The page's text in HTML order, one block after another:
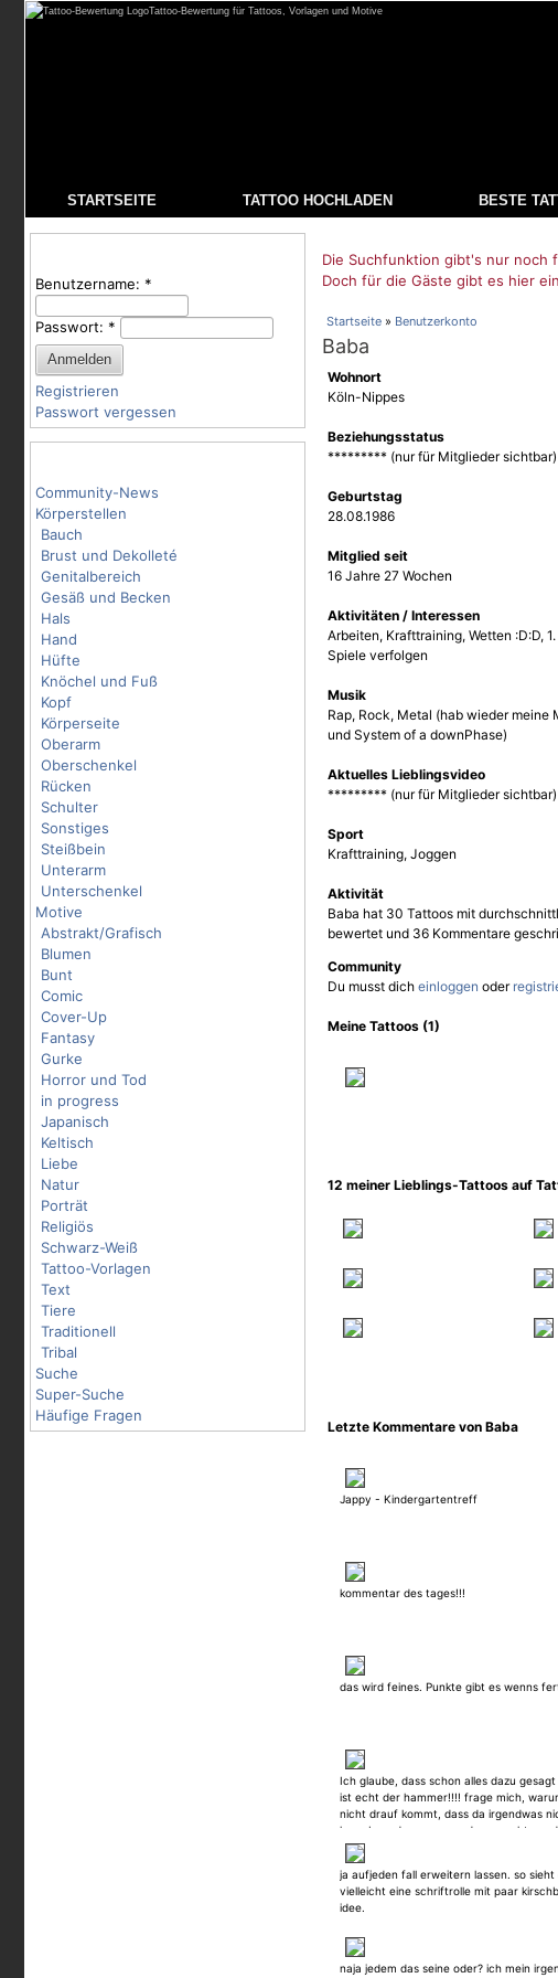
Tattoo-Bewertung für Tattoos, Vorlagen und Motive
STARTSEITE TATTOO HOCHLADEN BESTE
Benutzername: *
Passwort: *
Registrieren
Passwort vergessen
Community-News
Körperstellen
Bauch
Brust und Dekolleté
Genitalbereich
Gesäß und Becken
Hals
Hand
Hüfte
Knöchel und Fuß
Kopf
Körperseite
Oberarm
Oberschenkel
Rücken
Schulter
Sonstiges
Steißbein
Unterarm
Unterschenkel
Motive
Abstrakt/Grafisch
Blumen
Bunt
Comic
Cover-Up
Fantasy
Gurke
Horror und Tod
in progress
Japanisch
Keltisch
Liebe
Natur
Porträt
Religiös
Schwarz-Weiß
Tattoo-Vorlagen
Text
Tiere
Traditionell
Tribal
Suche
Super-Suche
Häufige Fragen
Die Suchfunktion gibt's nur noch
Doch für die Gäste gibt es hier
Startseite » Benutzerkonto
Baba
Wohnort
Köln-Nippes
Beziehungsstatus
********* (nur für Mitglieder sichtbar)
Geburtstag
28.08.1986
Mitglied seit
16 Jahre 27 Wochen
Aktivitäten / Interessen
Arbeiten, Krafttraining, Wetten :D:D,
Spiele verfolgen
Musik
Rap, Rock, Metal (hab wieder meine
und System of a downPhase)
Aktuelles Lieblingsvideo
********* (nur für Mitglieder sichtbar)
Sport
Krafttraining, Joggen
Aktivität
Baba hat 30 Tattoos mit
bewertet und 36 Kommentare
Community
Du musst dich einloggen oder
Meine Tattoos (1)
12 meiner Lieblings-Tattoos auf
Letzte Kommentare von Baba
Jappy - Kindergartentreff
kommentar des tages!!!
das wird feines. Punkte gibt es wenns
Ich glaube, dass schon alles dazu
ist echt der hammer!!!! frage mich,
nicht drauf kommt, dass da irgendwas
kann bzw. dass man grad verarscht wurde
ja aufjeden fall erweitern lassen. so sieht
vielleicht eine schriftrolle mit paar
idee.
naja jedem das seine oder? ich mein